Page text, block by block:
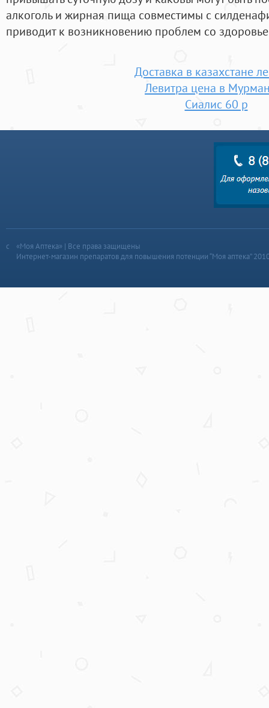
алкоголь и жирная пища совместимы с
приводит к возникновению проблем со
Доставка в казахстане
Левитра цена в
Сиалис 60 р
«Моя Аптека» | Все права защищены
Интернет-магазин препаратов для повышения потенции “Моя аптека”